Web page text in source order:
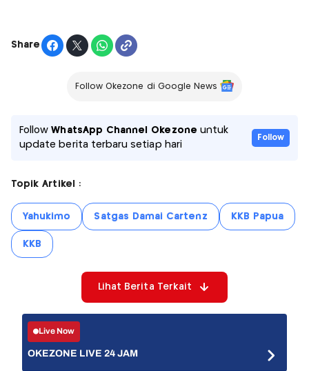
Share
Follow Okezone di Google News
FollowWhatsApp Channel Okezone untuk
update berita terbaru setiap hari
Follow
Topik Artikel :
Yahukimo Satgas Damai Cartenz KKB Papua
KKB
Lihat Berita Terkait
Live Now
OKEZONE LIVE 24 JAM